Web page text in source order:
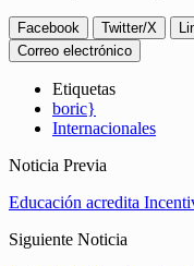
Facebook Twitter/X
Correo electrónico
Etiquetas
boric}
Internacionales
Noticia Previa
Educación acredita
Siguiente Noticia